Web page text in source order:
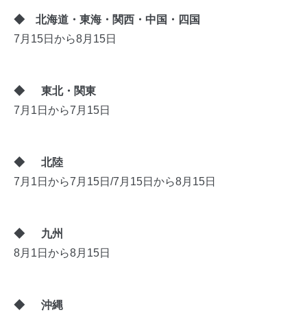
◆ 北海道・東海・関西・中国・四国
7月15日から8月15日
◆
東北・関東
7月1日から7月15日
◆
北陸
7月1日から7月15日/7月15日から8月15日
◆
九州
8月1日から8月15日
◆
沖縄